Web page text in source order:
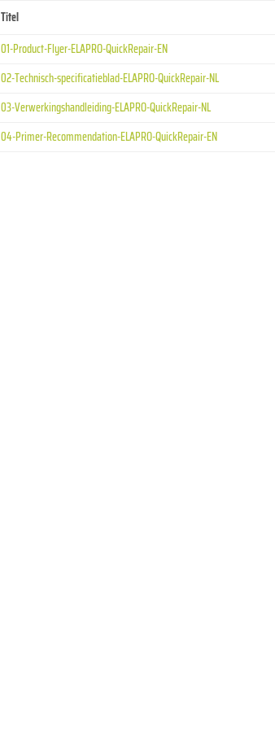
Titel
01-Product-Flyer-ELAPRO-QuickRepair-EN
02-Technisch-specificatieblad-ELAPRO-QuickRepair-NL
03-Verwerkingshandleiding-ELAPRO-QuickRepair-NL
04-Primer-Recommendation-ELAPRO-QuickRepair-EN